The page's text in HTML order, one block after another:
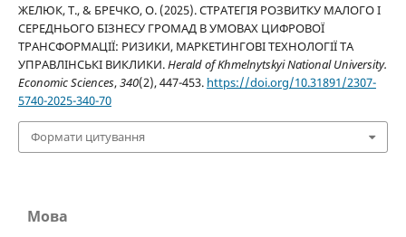
ЖЕЛЮК, Т., & БРЕЧКО, О. (2025). СТРАТЕГІЯ РОЗВИТКУ МАЛОГО І
СЕРЕДНЬОГО БІЗНЕСУ ГРОМАД В УМОВАХ ЦИФРОВОЇ
ТРАНСФОРМАЦІЇ: РИЗИКИ, МАРКЕТИНГОВІ ТЕХНОЛОГІЇ ТА
УПРАВЛІНСЬКІ ВИКЛИКИ.Herald of Khmelnytskyi National University.
Economic Sciences,340(2), 447-453. https://doi.org/10.31891/2307-
5740-2025-340-70
Формати цитування
Мова